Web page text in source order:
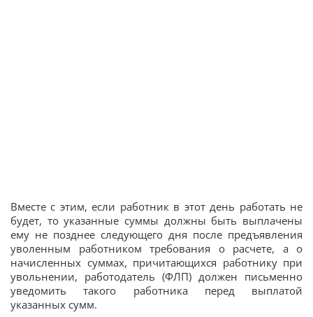
Вместе с этим, если работник в этот день работать не
будет, то указанные суммы должны быть выплачены
ему не позднее следующего дня после предъявления
уволенным работником требования о расчете, а о
начисленных суммах, причитающихся работнику при
увольнении, работодатель (ФЛП) должен письменно
уведомить такого работника перед выплатой
указанных сумм.